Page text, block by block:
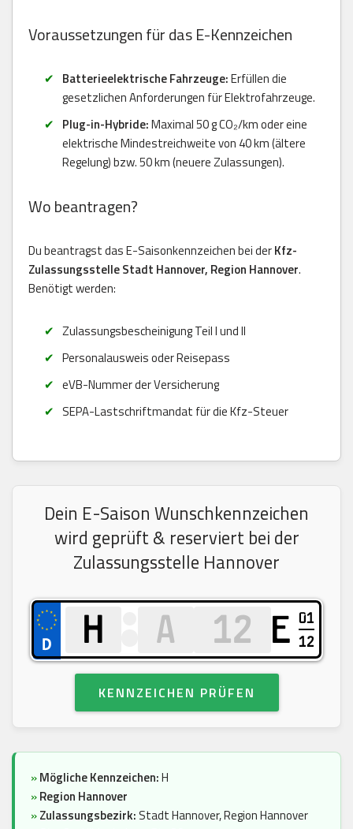
Voraussetzungen für das E-Kennzeichen
Batterieelektrische Fahrzeuge:Erfüllen die
gesetzlichen Anforderungen für Elektrofahrzeuge.
Plug-in-Hybride:Maximal 50 g CO₂/km oder eine
elektrische Mindestreichweite von 40 km (ältere
Regelung) bzw. 50 km (neuere Zulassungen).
Wo beantragen?
Du beantragst das E-Saisonkennzeichen bei derKfz-
Zulassungsstelle Stadt Hannover, Region Hannover.
Benötigt werden:
Zulassungsbescheinigung Teil I und II
Personalausweis oder Reisepass
eVB-Nummer der Versicherung
SEPA-Lastschriftmandat für die Kfz-Steuer
Dein E-Saison Wunschkennzeichen
wird geprüft & reserviert bei der
Zulassungsstelle Hannover
E 01
12
KENNZEICHEN PRÜFEN
»Mögliche Kennzeichen:H
»Region Hannover
»Zulassungsbezirk: Stadt Hannover, Region Hannover